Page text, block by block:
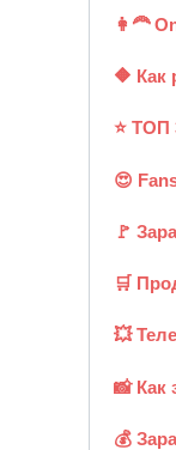
👩‍🦰
🔶 Как
⭐ ТОП
😍
🚩
🛒
💥
📸 Как
💰